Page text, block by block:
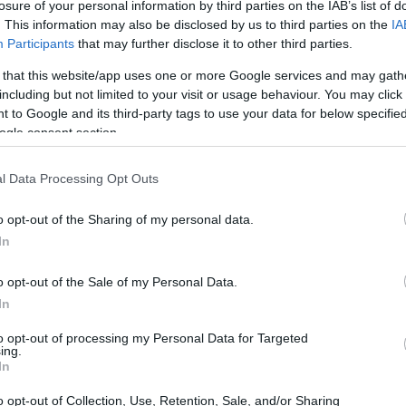
of your personal information by third parties on the IAB’s list of
This information may also be disclosed by us to third parties on the
Participants that may further disclose it to other third parties.
that this website/app uses one or more Google services and may
but not limited to your visit or usage behaviour. You may
to Google and its third-party tags to use your data for below
consent section.
Data Processing Opt Outs
opt-out of the Sharing of my personal data.
opt-out of the Sale of my Personal Data.
opt-out of processing my Personal Data for Targeted
opt-out of Collection, Use, Retention, Sale, and/or Sharing
ως ο κορυφαίος ψηφιακός πάροχος στην
παγκόσμιας μάρκας που είναι
βέβαιοι ότι θα ανταποκριθούμε
μας και θα συμβάλουμε στην
θέσεις ψηφιοποίησης της ηπείρου
ιδιαίτερα σημαντική χρονιά για τον
με επιτυχία οεξορθολογισμός
του ομίλου
που συνέβαλε στην ενίσχυση των
19:12
18:54
18:49